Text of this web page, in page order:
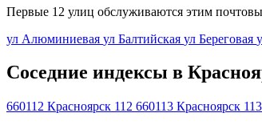
Первые 12 улиц обслуживаются этим
ул Алюминиевая ул Балтийская ул Береговая
Соседние индексы в
660112 Красноярск 112 660113 Красноярск 113